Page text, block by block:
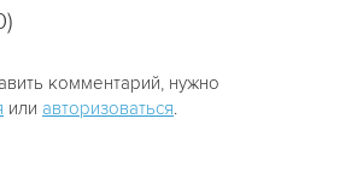
комментарий, нужно
или авторизоваться